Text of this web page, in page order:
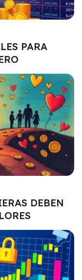
PARA
DEBEN